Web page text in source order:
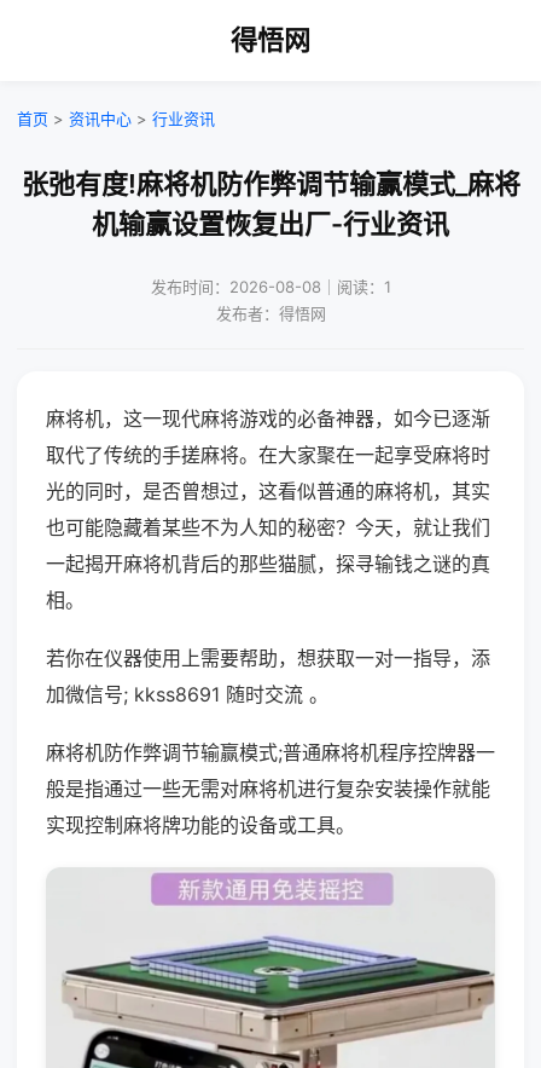
得悟网
首页 > 资讯中心 > 行业资讯
张弛有度!麻将机防作弊调节输赢模式_麻将
机输赢设置恢复出厂-行业资讯
发布时间：2026-08-08｜阅读：1
发布者：得悟网
麻将机，这一现代麻将游戏的必备神器，如今已逐渐
取代了传统的手搓麻将。在大家聚在一起享受麻将时
光的同时，是否曾想过，这看似普通的麻将机，其实
也可能隐藏着某些不为人知的秘密？今天，就让我们
一起揭开麻将机背后的那些猫腻，探寻输钱之谜的真
相。
若你在仪器使用上需要帮助，想获取一对一指导，添
加微信号; kkss8691 随时交流 。
麻将机防作弊调节输赢模式;普通麻将机程序控牌器一
般是指通过一些无需对麻将机进行复杂安装操作就能
实现控制麻将牌功能的设备或工具。